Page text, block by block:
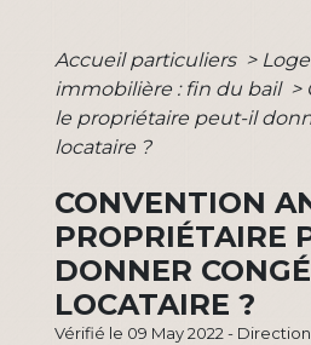
Accueil particuliers >
immobilière : fin du bail >
le propriétaire peut-il
locataire ?
CONVENTION
PROPRIÉTAIRE
DONNER
LOCATAIRE ?
Vérifié le 09 May 2022 -